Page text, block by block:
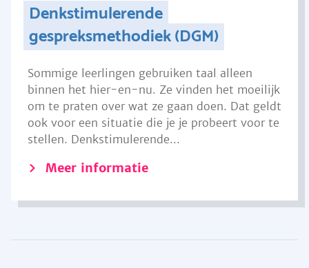
Denkstimulerende
gespreksmethodiek (DGM)
Sommige leerlingen gebruiken taal alleen
binnen het hier-en-nu. Ze vinden het moeilijk
om te praten over wat ze gaan doen. Dat geldt
ook voor een situatie die je je probeert voor te
stellen. Denkstimulerende...
Meer informatie